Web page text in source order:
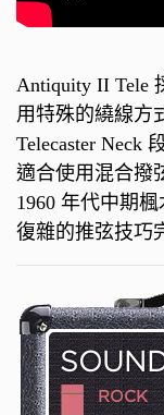
Antiquity II Tele
用特殊的繞線方
Telecaster Neck
適合使用混合撥
1960 年代中期
復雜的推弦技巧